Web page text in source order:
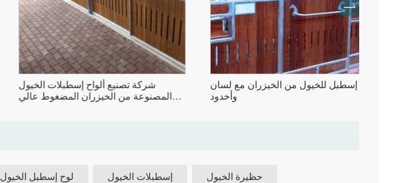
شركة تصنيع ألواح إسطبلات الخيول
المصنوعة من الخيزران المضغوط عالي
لوح إسطبل للخيول من الخيزران مع لسان
وأخدود
لوح إسطبل الخيول إسطبلات الخيول حظيرة الخيول